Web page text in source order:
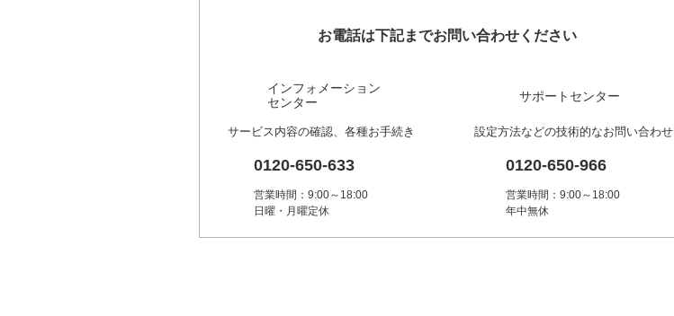
お電話は下記までお問い合わせください
インフォメーション
センター
サービス内容の確認、各種お手続き
0120-650-633
営業時間：9:00～18:00
日曜・月曜定休
サポートセンター
設定方法などの技術的なお問い合わせ
0120-650-966
営業時間：9:00～18:00
年中無休